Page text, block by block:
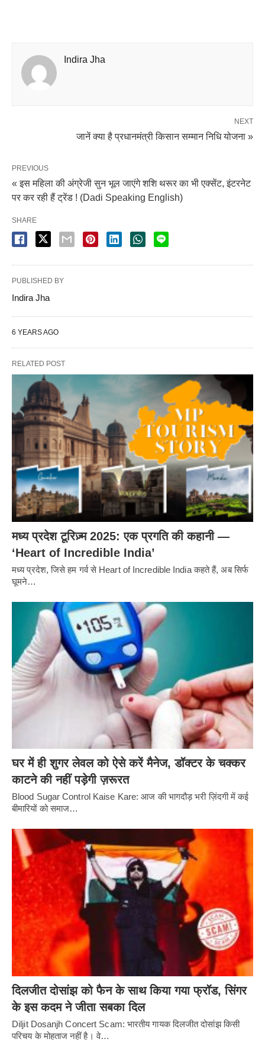
Indira Jha
NEXT
जानें क्या है प्रधानमंत्री किसान सम्मान निधि योजना »
PREVIOUS
« इस महिला की अंग्रेजी सुन भूल जाएंगे शशि थरूर का भी एक्सेंट, इंटरनेट
पर कर रही हैं ट्रेंड ! (Dadi Speaking English)
SHARE
PUBLISHED BY
Indira Jha
6 YEARS AGO
RELATED POST
मध्य प्रदेश टूरिज़्म 2025: एक प्रगति की कहानी —
‘Heart of Incredible India’
मध्य प्रदेश, जिसे हम गर्व से Heart of Incredible India कहते हैं, अब सिर्फ
घूमने…
घर में ही शुगर लेवल को ऐसे करें मैनेज, डॉक्टर के चक्कर
काटने की नहीं पड़ेगी ज़रूरत
Blood Sugar Control Kaise Kare: आज की भागदौड़ भरी ज़िंदगी में कई
बीमारियों को समाज…
दिलजीत दोसांझ को फैन के साथ किया गया फ्रॉड, सिंगर
के इस कदम ने जीता सबका दिल
Diljit Dosanjh Concert Scam: भारतीय गायक दिलजीत दोसांझ किसी
परिचय के मोहताज नहीं है। वे…